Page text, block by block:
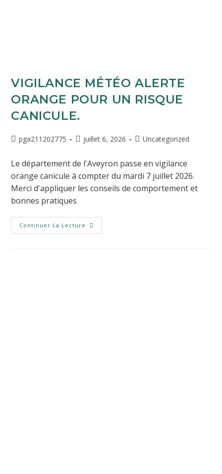
VIGILANCE MÉTÉO ALERTE
ORANGE POUR UN RISQUE
CANICULE.
pga211202775 juillet 6, 2026 Uncategorized
Le département de l'Aveyron passe en vigilance
orange canicule à compter du mardi 7 juillet 2026.
Merci d'appliquer les conseils de comportement et
bonnes pratiques
Continuer La Lecture